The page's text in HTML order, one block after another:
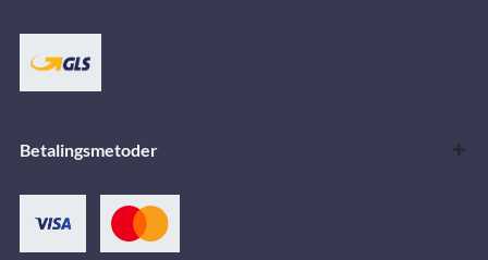
Betalingsmetoder